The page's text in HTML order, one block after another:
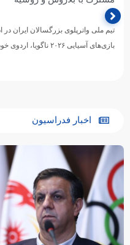
تیم ملی واترپلوی بزرگسالان ایران در
بازی‌های آسیایی ۲۰۲۶ ناگویا، اردوی خود را در…
اخبار فدراسیون